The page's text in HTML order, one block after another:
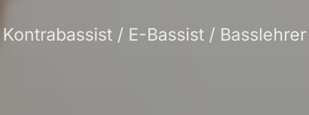
Kontrabassist / E-Bassist / Basslehrer